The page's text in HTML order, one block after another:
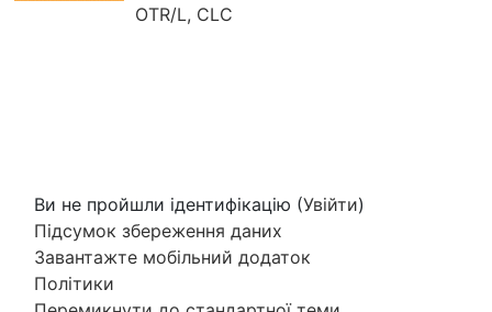
OTR/L, CLC
Ви не пройшли ідентифікацію (Увійти)
Підсумок збереження даних
Завантажте мобільний додаток
Політики